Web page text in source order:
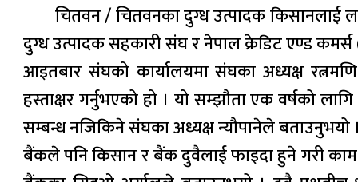
चितवन / चितवनका दुग्ध उत्पादक किसानलाई
दुग्ध उत्पादक सहकारी संघ र नेपाल क्रेडिट एण्ड
आइतबार संघको कार्यालयमा संघका अध्यक्ष
हस्ताक्षर गर्नुभएको हो । यो सम्झौता एक वर्षको
सम्बन्ध नजिकिने संघका अध्यक्ष न्यौपानेले बताउनुभयो
बैंकले पनि किसान र बैंक दुवैलाई फाइदा हुने गरी